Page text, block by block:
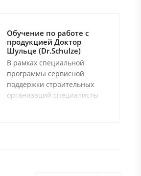
Обучение по работе с
продукцией Доктор
Шульце (Dr.Schulze)
В рамках специальной
программы сервисной
поддержки строительных
организаций специалисты